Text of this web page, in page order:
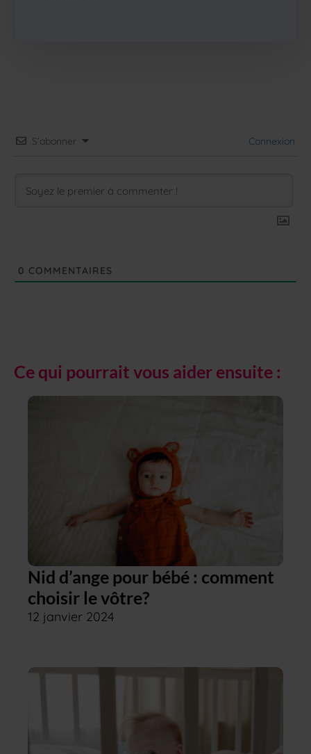
S’abonner Connexion
0 COMMENTAIRES
Ce qui pourrait vous aider ensuite :
Nid d’ange pour bébé : comment
choisir le vôtre?
12 janvier 2024